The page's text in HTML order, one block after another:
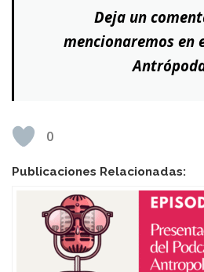
Deja un
mencionaremos en
0
Publicaciones Relacionadas: